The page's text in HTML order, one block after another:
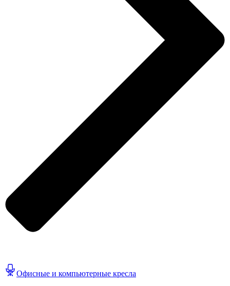
Офисные и компьютерные кресла